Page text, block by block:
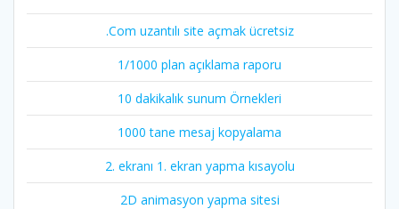
.Com uzantılı site açmak ücretsiz
1/1000 plan açıklama raporu
10 dakikalık sunum Örnekleri
1000 tane mesaj kopyalama
2. ekranı 1. ekran yapma kısayolu
2D animasyon yapma sitesi